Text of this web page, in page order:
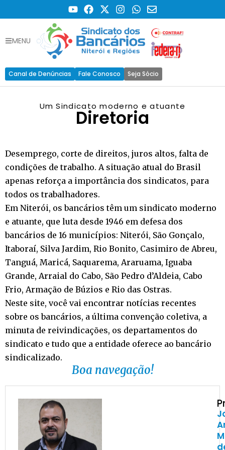
MENU
Canal de Denúncias Fale Conosco Seja Sócio
Um Sindicato moderno e atuante
Diretoria
Desemprego, corte de direitos, juros altos, falta de
condições de trabalho. A situação atual do Brasil
apenas reforça a importância dos sindicatos, para
todos os trabalhadores.
Em Niterói, os bancários têm um sindicato moderno
e atuante, que luta desde 1946 em defesa dos
bancários de 16 municípios: Niterói, São Gonçalo,
Itaboraí, Silva Jardim, Rio Bonito, Casimiro de Abreu,
Tanguá, Maricá, Saquarema, Araruama, Iguaba
Grande, Arraial do Cabo, São Pedro d’Aldeia, Cabo
Frio, Armação de Búzios e Rio das Ostras.
Neste site, você vai encontrar notícias recentes
sobre os bancários, a última convenção coletiva, a
minuta de reivindicações, os departamentos do
sindicato e tudo que a entidade oferece ao bancário
sindicalizado.
Boa navegação!